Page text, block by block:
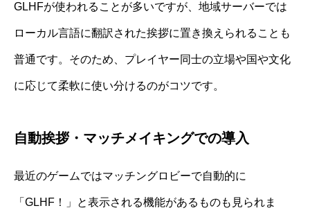
GLHFが使われることが多いですが、地域サーバーでは
ローカル言語に翻訳された挨拶に置き換えられることも
普通です。そのため、プレイヤー同士の立場や国や文化
に応じて柔軟に使い分けるのがコツです。
自動挨拶・マッチメイキングでの導入
最近のゲームではマッチングロビーで自動的に
「GLHF！」と表示される機能があるものも見られま